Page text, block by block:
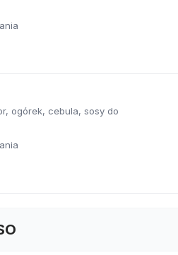
ogórek, cebula, sosy do